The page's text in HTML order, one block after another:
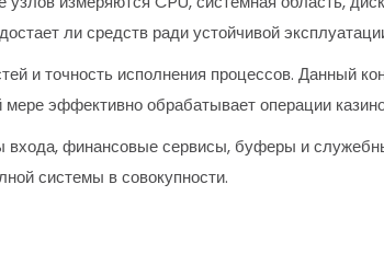
ли средств ради устойчивой
и точность исполнения процессов. Данный
эффективно обрабатывает операции
финансовые сервисы, буферы и
системы в совокупности.